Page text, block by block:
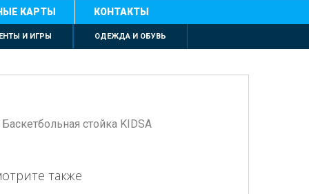
КАРТЫ КОНТАКТЫ
И ИГРЫ ОДЕЖДА И ОБУВЬ
Баскетбольная стойка KIDSА
также